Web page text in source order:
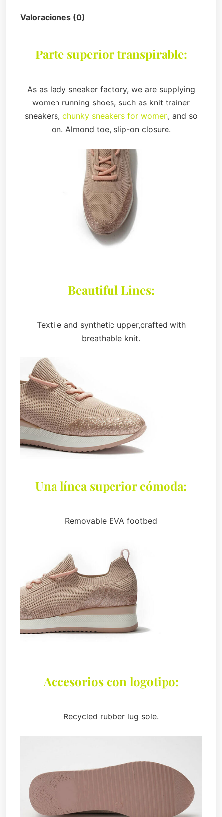
Valoraciones (0)
Parte superior transpirable:
As as lady sneaker factory, we are supplying
women running shoes, such as knit trainer
sneakers, chunky sneakers for women, and so
on. Almond toe, slip-on closure.
Beautiful Lines:
Textile and synthetic upper,crafted with
breathable knit.
Una línea superior cómoda:
Removable EVA footbed
Accesorios con logotipo:
Recycled rubber lug sole.